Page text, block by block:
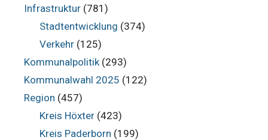
Infrastruktur (781)
Stadtentwicklung (374)
Verkehr(125)
Kommunalpolitik(293)
Kommunalwahl 2025 (122)
Region (457)
Kreis Höxter(423)
Kreis Paderborn (199)